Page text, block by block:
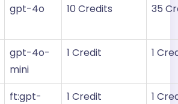
gpt-4o 10 Credits 35
gpt-4o-
mini
1 Credit 1
ft:gpt-
1 Credit 1